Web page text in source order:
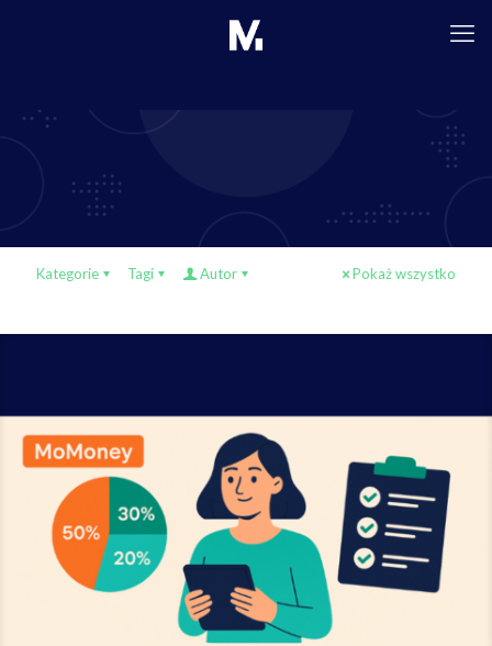
Kategorie Tagi Autor Pokaż wszystko